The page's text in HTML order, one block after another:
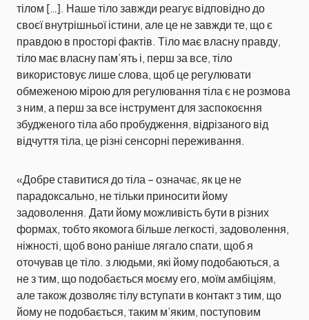
тілом […]. Наше тіло завжди реагує відповідно до
своєї внутрішньої істини, але це не завжди те, що є
правдою в просторі фактів. Тіло має власну правду,
тіло має власну пам’ять і, перш за все, тіло
використовує лише слова, щоб це регулювати
обмеженою мірою для регулювання тіла є не розмова
з ним, а перш за все інструмент для заспокоєння
збудженого тіла або пробудження, відрізаного від
відчуття тіла, це різні сенсорні переживання.
«Добре ставитися до тіла – означає, як це не
парадоксально, не тільки приносити йому
задоволення. Дати йому можливість бути в різних
формах, тобто якомога більше легкості, задоволення,
ніжності, щоб воно раніше лягало спати, щоб я
оточував це тіло. з людьми, які йому подобаються, а
не з тим, що подобається моєму его, моїм амбіціям,
але також дозволяє тілу вступати в контакт з тим, що
йому не подобається, таким м’яким, поступовим